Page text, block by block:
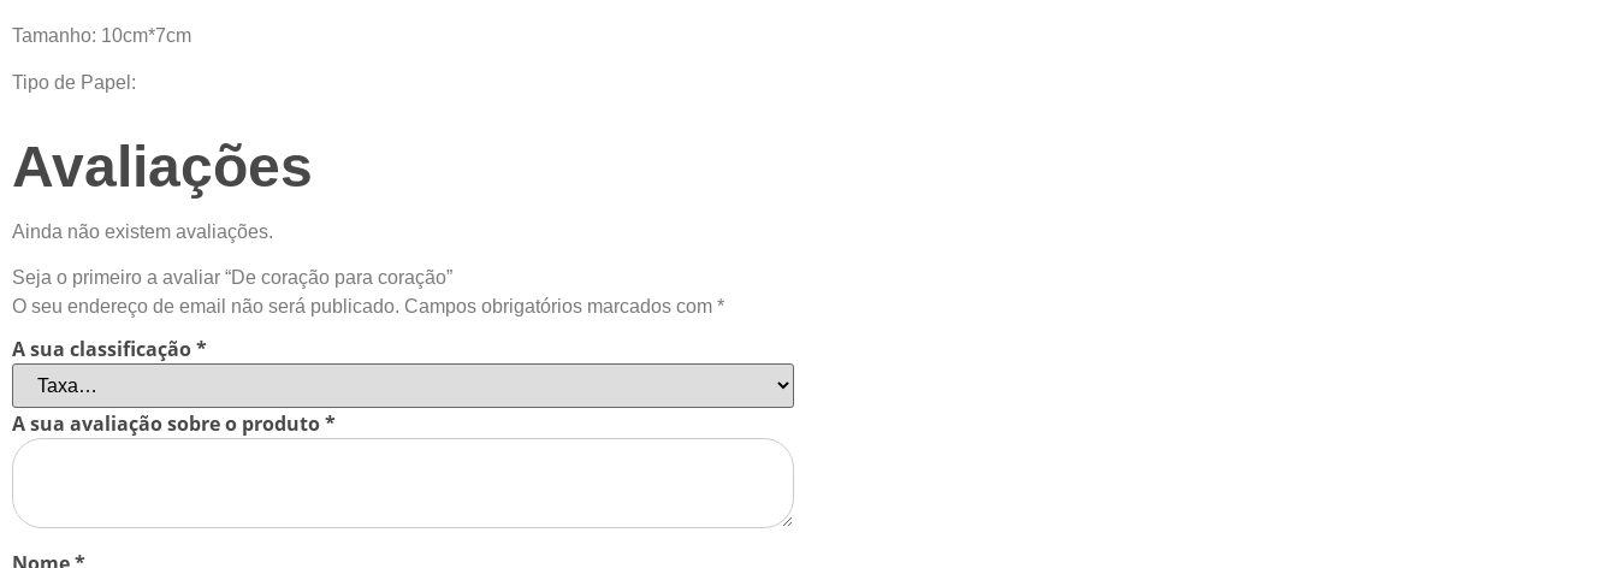
Tamanho: 10cm*7cm
Tipo de Papel:
Avaliações
Ainda não existem avaliações.
Seja o primeiro a avaliar “De coração para coração”
O seu endereço de email não será publicado. Campos obrigatórios marcados com *
A sua classificação*
A sua avaliação sobre o produto*